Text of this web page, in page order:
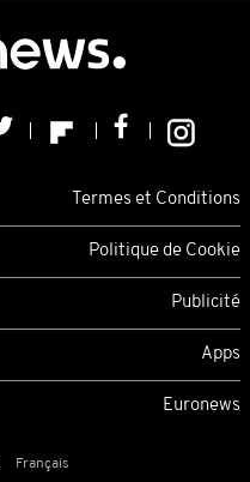
Termes et Conditions
Politique de Cookie
Publicité
Apps
Euronews